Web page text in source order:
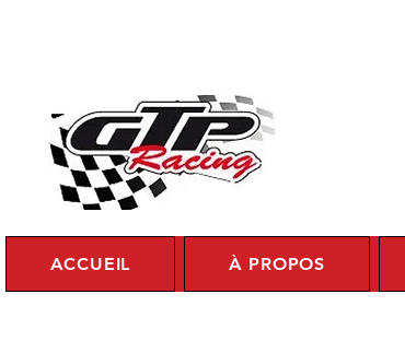
ACCUEIL À PROPOS